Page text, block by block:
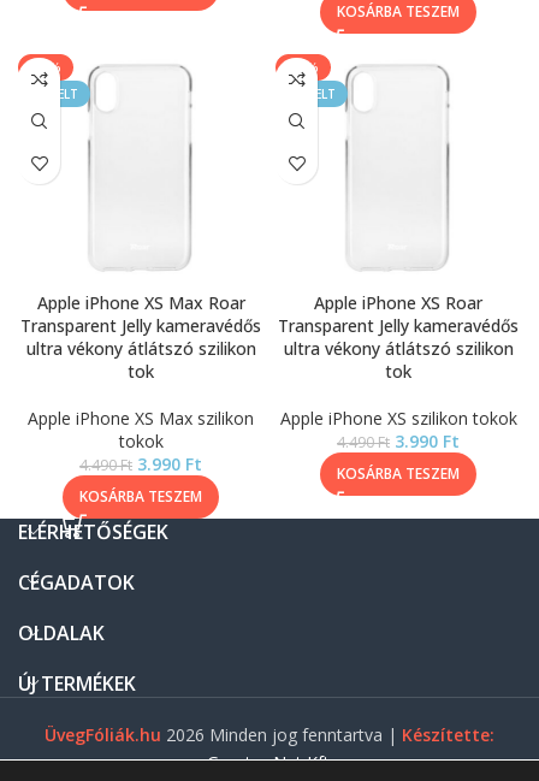
KOSÁRBA TESZEM
-11%
KIEMELT
Apple iPhone XS Max Roar
Transparent Jelly kameravédős
ultra vékony átlátszó szilikon
tok
Apple iPhone XS Max szilikon
tokok
4.490Ft 3.990 Ft
KOSÁRBA TESZEM
-11%
KIEMELT
Apple iPhone XS Roar
Transparent Jelly kameravédős
ultra vékony átlátszó szilikon
tok
Apple iPhone XS szilikon tokok
4.490Ft 3.990 Ft
KOSÁRBA TESZEM
ELÉRHETŐSÉGEK
CÉGADATOK
OLDALAK
ÚJ TERMÉKEK
ÜvegFóliák.hu 2026 Minden jog fenntartva | Készítette:
Gasztro Net Kft.